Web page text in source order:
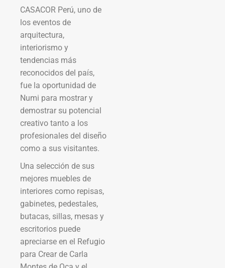
CASACOR Perú, uno de
los eventos de
arquitectura,
interiorismo y
tendencias más
reconocidos del país,
fue la oportunidad de
Numi para mostrar y
demostrar su potencial
creativo tanto a los
profesionales del diseño
como a sus visitantes.
Una selección de sus
mejores muebles de
interiores como repisas,
gabinetes, pedestales,
butacas, sillas, mesas y
escritorios puede
apreciarse en el Refugio
para Crear de Carla